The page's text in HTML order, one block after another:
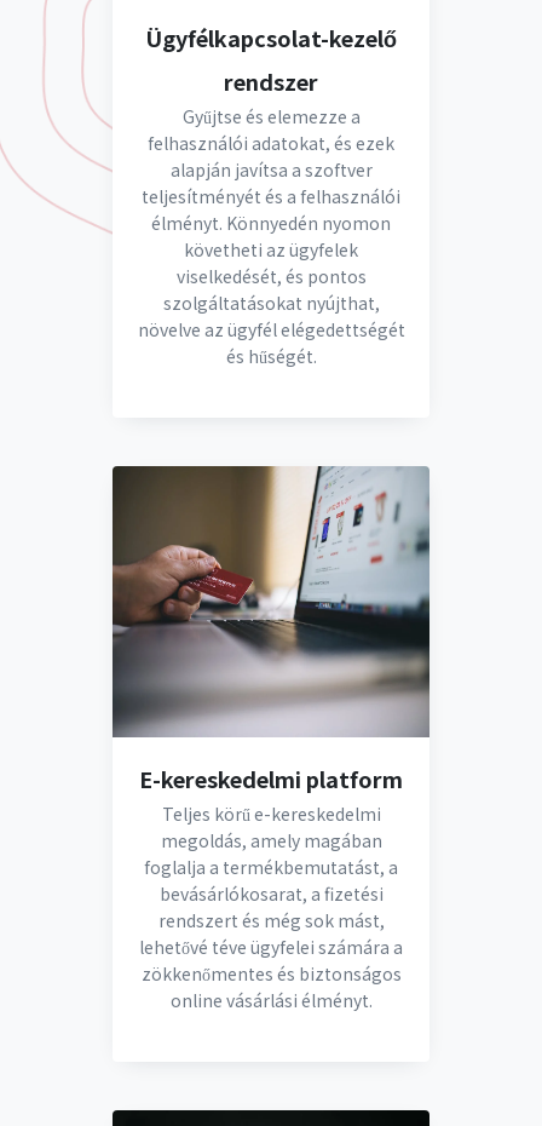
Ügyfélkapcsolat-kezelő
rendszer
Gyűjtse és elemezze a
felhasználói adatokat, és ezek
alapján javítsa a szoftver
teljesítményét és a felhasználói
élményt. Könnyedén nyomon
követheti az ügyfelek
viselkedését, és pontos
szolgáltatásokat nyújthat,
növelve az ügyfél elégedettségét
és hűségét.
E-kereskedelmi platform
Teljes körű e-kereskedelmi
megoldás, amely magában
foglalja a termékbemutatást, a
bevásárlókosarat, a fizetési
rendszert és még sok mást,
lehetővé téve ügyfelei számára a
zökkenőmentes és biztonságos
online vásárlási élményt.